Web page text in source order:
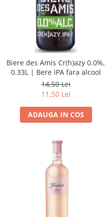
Biere des Amis Cr(h)azy 0.0%,
0.33L | Bere IPA fara alcool
14,50 Lei
11,50 Lei
ADAUGA IN COS